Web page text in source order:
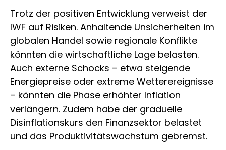
Trotz der positiven Entwicklung verweist der
IWF auf Risiken. Anhaltende Unsicherheiten im
globalen Handel sowie regionale Konflikte
könnten die wirtschaftliche Lage belasten.
Auch externe Schocks – etwa steigende
Energiepreise oder extreme Wetterereignisse
– könnten die Phase erhöhter Inflation
verlängern. Zudem habe der graduelle
Disinflationskurs den Finanzsektor belastet
und das Produktivitätswachstum gebremst.